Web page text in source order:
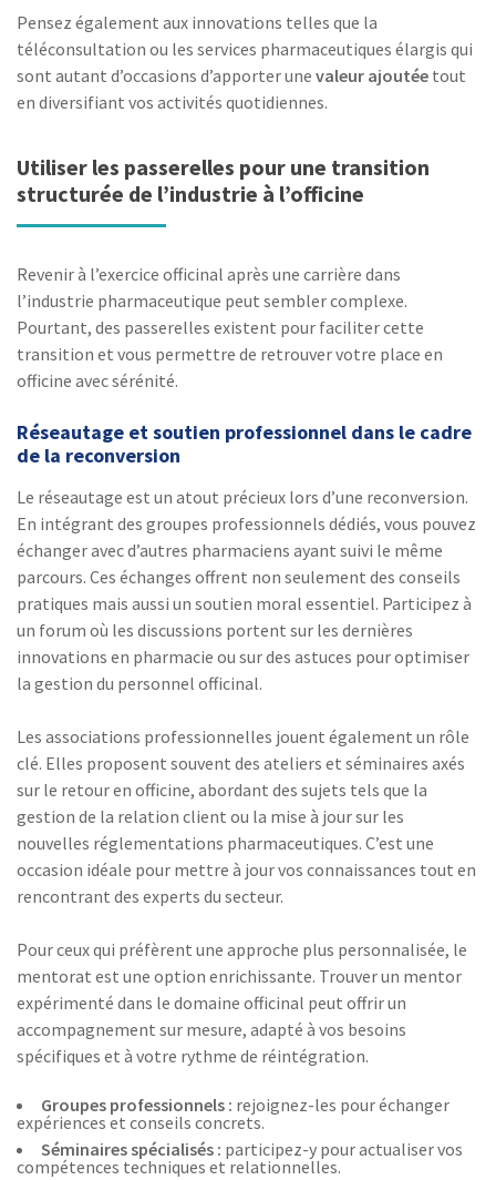
Pensez également aux innovations telles que la
téléconsultation ou les services pharmaceutiques élargis qui
sont autant d’occasions d’apporter une valeur ajoutée tout
en diversifiant vos activités quotidiennes.
Utiliser les passerelles pour une transition
structurée de l’industrie à l’officine
Revenir à l’exercice officinal après une carrière dans
l’industrie pharmaceutique peut sembler complexe.
Pourtant, des passerelles existent pour faciliter cette
transition et vous permettre de retrouver votre place en
officine avec sérénité.
Réseautage et soutien professionnel dans le cadre
de la reconversion
Le réseautage est un atout précieux lors d’une reconversion.
En intégrant des groupes professionnels dédiés, vous pouvez
échanger avec d’autres pharmaciens ayant suivi le même
parcours. Ces échanges offrent non seulement des conseils
pratiques mais aussi un soutien moral essentiel. Participez à
un forum où les discussions portent sur les dernières
innovations en pharmacie ou sur des astuces pour optimiser
la gestion du personnel officinal.
Les associations professionnelles jouent également un rôle
clé. Elles proposent souvent des ateliers et séminaires axés
sur le retour en officine, abordant des sujets tels que la
gestion de la relation client ou la mise à jour sur les
nouvelles réglementations pharmaceutiques. C’est une
occasion idéale pour mettre à jour vos connaissances tout en
rencontrant des experts du secteur.
Pour ceux qui préfèrent une approche plus personnalisée, le
mentorat est une option enrichissante. Trouver un mentor
expérimenté dans le domaine officinal peut offrir un
accompagnement sur mesure, adapté à vos besoins
spécifiques et à votre rythme de réintégration.
Groupes professionnels : rejoignez-les pour échanger
expériences et conseils concrets.
Séminaires spécialisés : participez-y pour actualiser vos
compétences techniques et relationnelles.